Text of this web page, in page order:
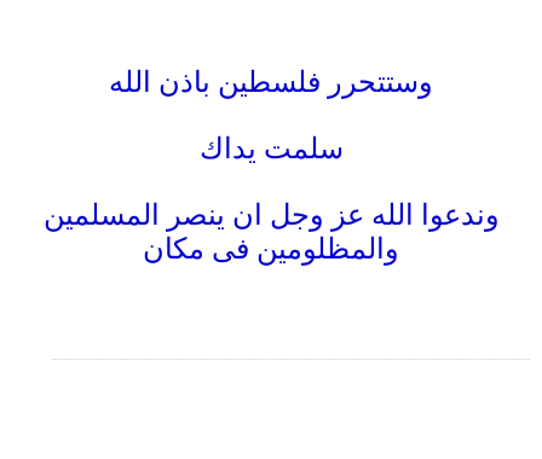
وستتحرر فلسطين باذن الله
سلمت يداك
وندعوا الله عز وجل ان ينصر المسلمين
والمظلومين فى مكان